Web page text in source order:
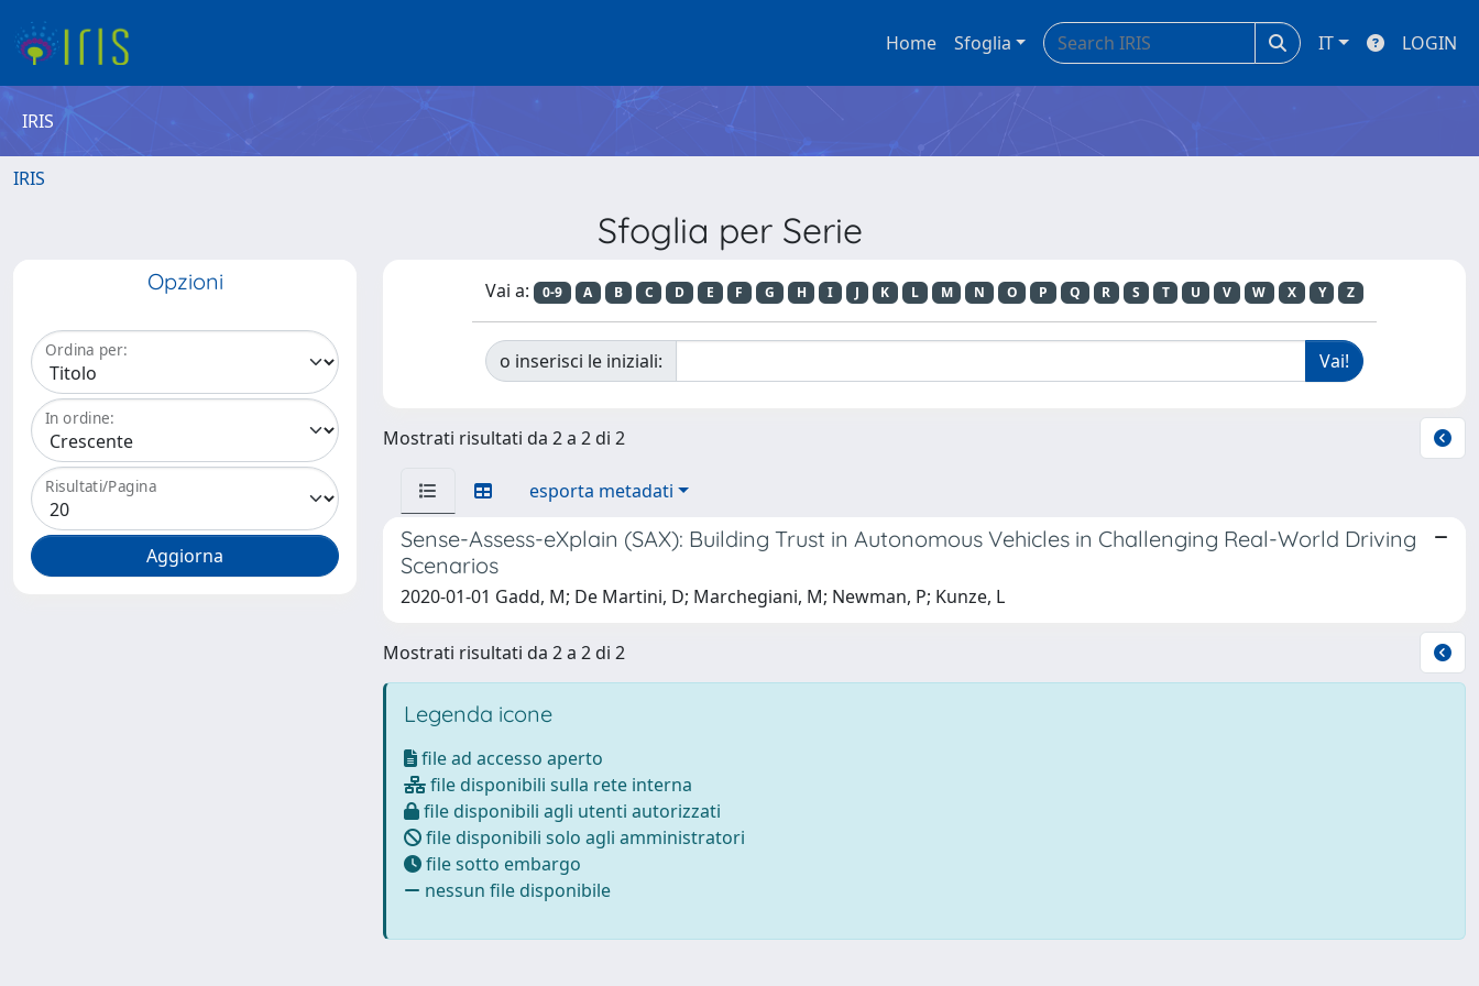
Home Sfoglia IT LOGIN
IRIS
IRIS
Sfoglia per Serie
Opzioni
Ordina per:
In ordine:
Risultati/Pagina
Vai a: 0-9 A B C D E F G H I J K L M N O P Q R S T U V W X Y Z
o inserisci le iniziali:
Mostrati risultati da 2 a 2 di 2
esporta metadati
Sense-Assess-eXplain (SAX): Building Trust in Autonomous Vehicles in Challenging Real-World Driving
Scenarios
2020-01-01 Gadd, M; De Martini, D; Marchegiani, M; Newman, P; Kunze, L
Mostrati risultati da 2 a 2 di 2
Legenda icone
file ad accesso aperto
file disponibili sulla rete interna
file disponibili agli utenti autorizzati
file disponibili solo agli amministratori
file sotto embargo
nessun file disponibile